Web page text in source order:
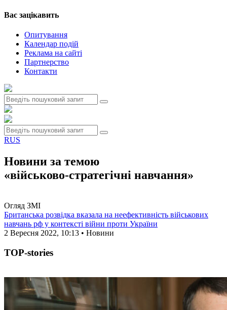
Вас зацiкавить
Опитування
Календар подій
Реклама на сайтi
Партнерство
Контакти
RUS
Новини за темою
«військово-стратегічні навчання»
Огляд ЗМІ
Британська розвідка вказала на неефективність військових
навчань рф у контексті війни проти України
2 Вересня 2022, 10:13 • Новини
TOP-stories